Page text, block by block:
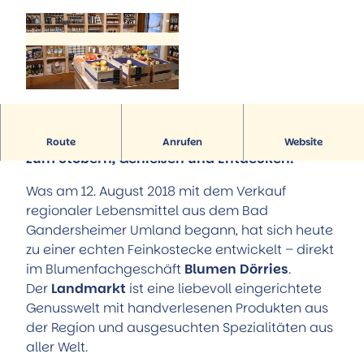
Museum Portal zur Geschichte
StadtMuseum
Museum Römerschlacht Harzhorn
Künstler & Ausstellungen
Kunst unter freiem Himmel
Alle Themen
Trinkbrunnenhäuschen der Sole-Quelle
Natur-Solefreibad
Reha-Kliniken
Kurparkanlagen
Aktiv & Familie
Alle Themen
Familie und Kinder
Radfahren
Kino
Weitere Freizeit- und Sportangebote
Service
Tourist-Information
Prospekte
Öffentliche Toiletten
Aktuelles
Anreise
Team
Route Anrufen Website
Der Landmarkt bei Blumen Dörries – ein Ort
zum Stöbern, Genießen und Entdecken.
Was am 12. August 2018 mit dem Verkauf
regionaler Lebensmittel aus dem Bad
Gandersheimer Umland begann, hat sich heute
zu einer echten Feinkostecke entwickelt – direkt
im Blumenfachgeschäft Blumen Dörries.
Der Landmarkt ist eine liebevoll eingerichtete
Genusswelt mit handverlesenen Produkten aus
der Region und ausgesuchten Spezialitäten aus
aller Welt.